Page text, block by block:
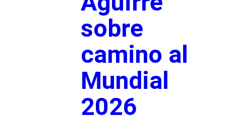
sobre
camino al
Mundial
2026